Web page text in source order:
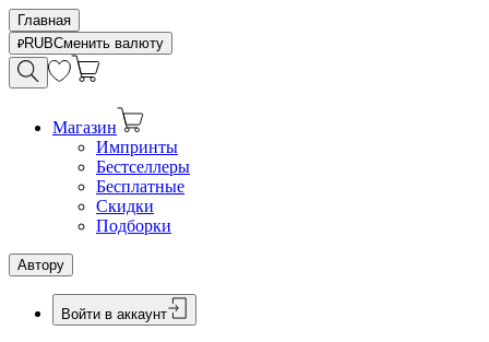
Главная
RUBСменить валюту
Магазин
Импринты
Бестселлеры
Бесплатные
Скидки
Подборки
Автору
Войти в аккаунт